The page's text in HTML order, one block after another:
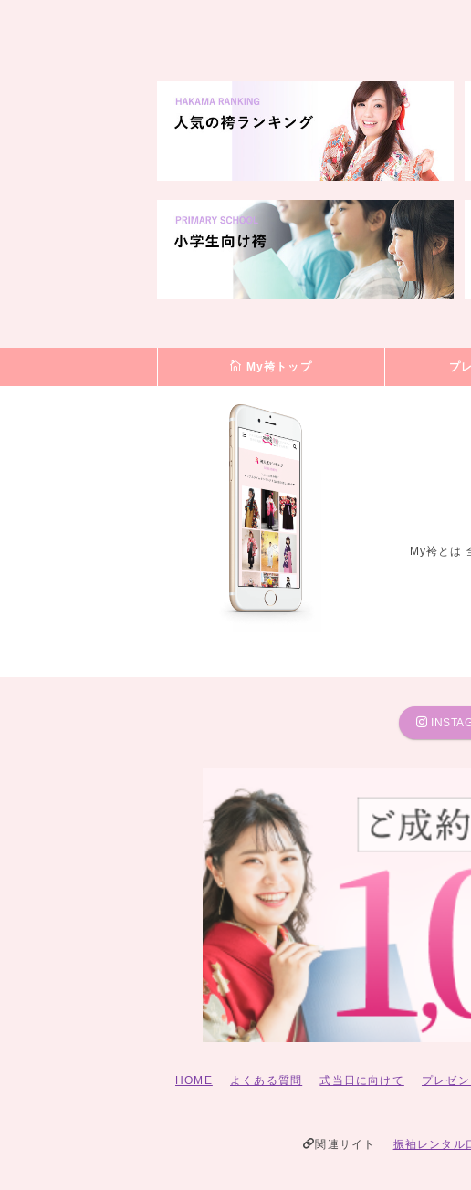
My袴トップ プ
My袴とは
HOME よくある質問 式当日に向けて プレゼ
関連サイト 振袖レンタル